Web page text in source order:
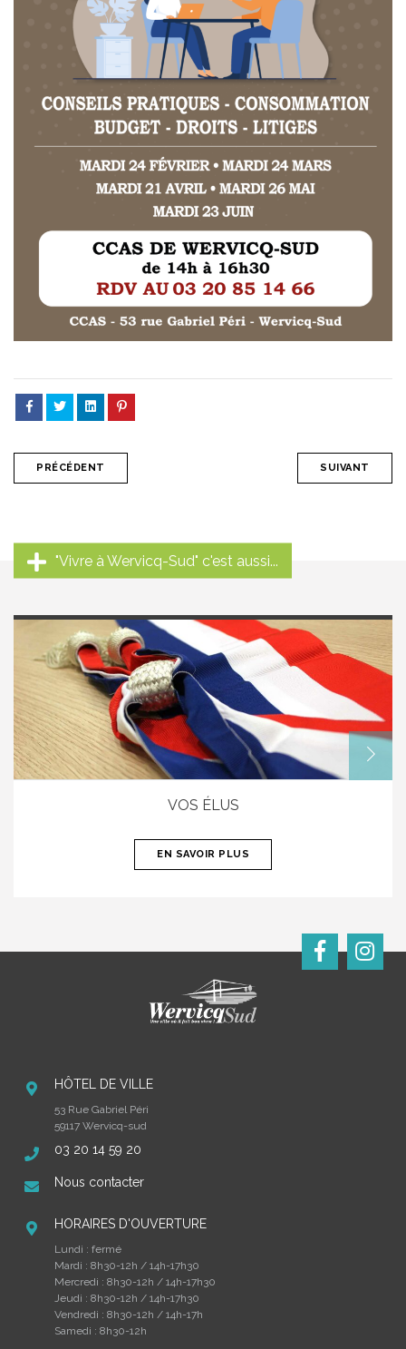
PRÉCÉDENT SUIVANT
"Vivre à Wervicq-Sud" c'est aussi...
VOS ÉLUS
EN SAVOIR PLUS
HÔTEL DE VILLE
53 Rue Gabriel Péri
59117 Wervicq-sud
03 20 14 59 20
Nous contacter
HORAIRES D'OUVERTURE
Lundi : fermé
Mardi : 8h30-12h / 14h-17h30
Mercredi : 8h30-12h / 14h-17h30
Jeudi : 8h30-12h / 14h-17h30
Vendredi : 8h30-12h / 14h-17h
Samedi : 8h30-12h